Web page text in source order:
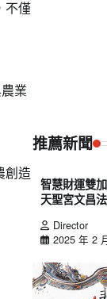
不僅
業
創造
推薦新聞
智慧財運雙
天聖宮文昌
Director
2025 年 2